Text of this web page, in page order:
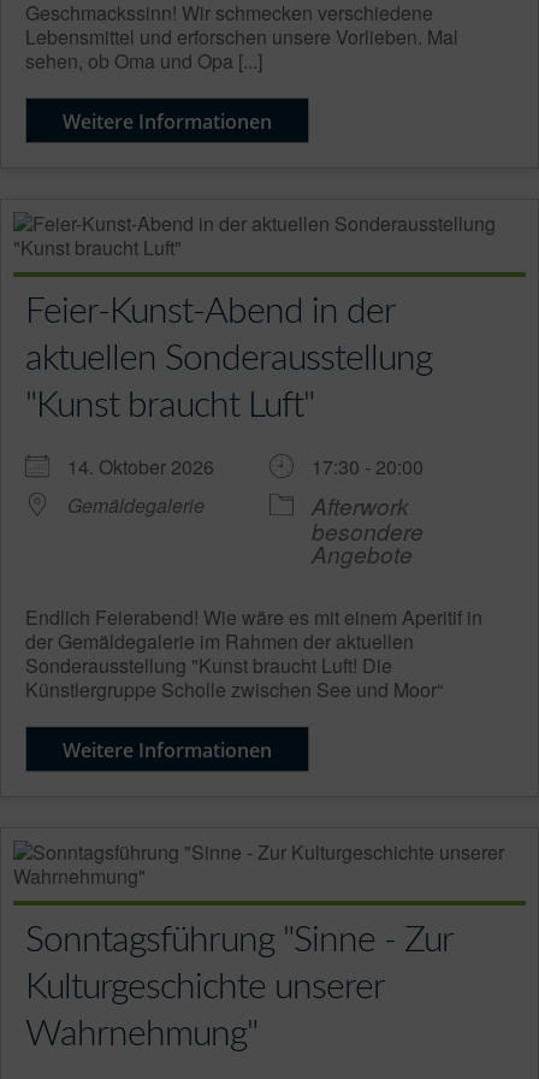
Geschmackssinn! Wir schmecken verschiedene
Lebensmittel und erforschen unsere Vorlieben. Mal
sehen, ob Oma und Opa [...]
Weitere Informationen
Feier-Kunst-Abend in der
aktuellen Sonderausstellung
"Kunst braucht Luft"
14. Oktober 2026
17:30 - 20:00
Gemäldegalerie
Afterwork
besondere
Angebote
Endlich Feierabend! Wie wäre es mit einem Aperitif in
der Gemäldegalerie im Rahmen der aktuellen
Sonderausstellung "Kunst braucht Luft! Die
Künstlergruppe Scholle zwischen See und Moor“
Weitere Informationen
Sonntagsführung "Sinne - Zur
Kulturgeschichte unserer
Wahrnehmung"